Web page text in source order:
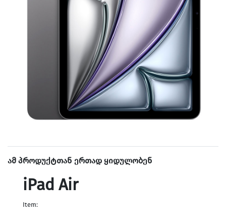
ამ პროდუქტთან ერთად ყიდულობენ
iPad Air
Item: